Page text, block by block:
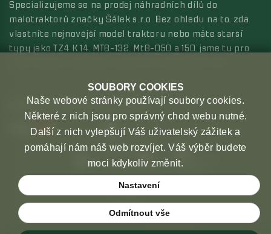
Specializujeme se na prodej náhradních dílů do
malotraktorů značky Šálek s.r.o. Bez ohledu na to, zda
vlastníte nejnovější model traktoru nebo máte starší
typy jako TZ4 K 14, MT8-132, Mt8-050 a 150, jsme tu pro
MOŽNOSTI PLATBYMOŽNOSTI DOPRAVY
SOUBORY COOKIES
Naše webové stránky používají soubory cookies.
Některé z nich jsou pro správný chod webu nutné.
Další z nich vylepšují Váš uživatelský zážitek a
pomáhají nám náš web rozvíjet. Váš výběr budete
moci kdykoliv změnit.
Nastavení
Odmítnout vše